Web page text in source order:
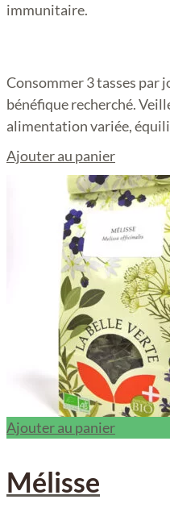
immunitaire.
Consommer 3 tasses par
bénéfique recherché.
alimentation variée,
Ajouter au panier
Ajouter au panier
Mélisse